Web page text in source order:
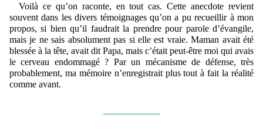
Voilà ce qu’on raconte, en tout cas. Cette anecdote revient
souvent dans les divers témoignages qu’on a pu recueillir à mon
propos, si bien qu’il faudrait la prendre pour parole d’évangile,
mais je ne sais absolument pas si elle est vraie. Maman avait été
blessée à la tête, avait dit Papa, mais c’était peut-être moi qui avais
le cerveau endommagé ? Par un mécanisme de défense, très
probablement, ma mémoire n’enregistrait plus tout à fait la réalité
comme avant.